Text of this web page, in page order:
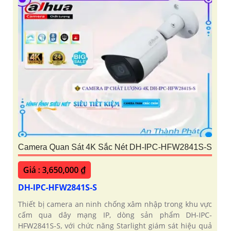
Camera Quan Sát 4K Sắc Nét DH-IPC-HFW2841S-S
Giá : 3,650,000 ₫
DH-IPC-HFW2841S-S
Thiết bị camera an ninh chống xâm nhập trong khu vực
cấm qua dây mạng IP, dòng sản phẩm DH-IPC-
HFW2841S-S, với chức năng Starlight giám sát hiệu quả